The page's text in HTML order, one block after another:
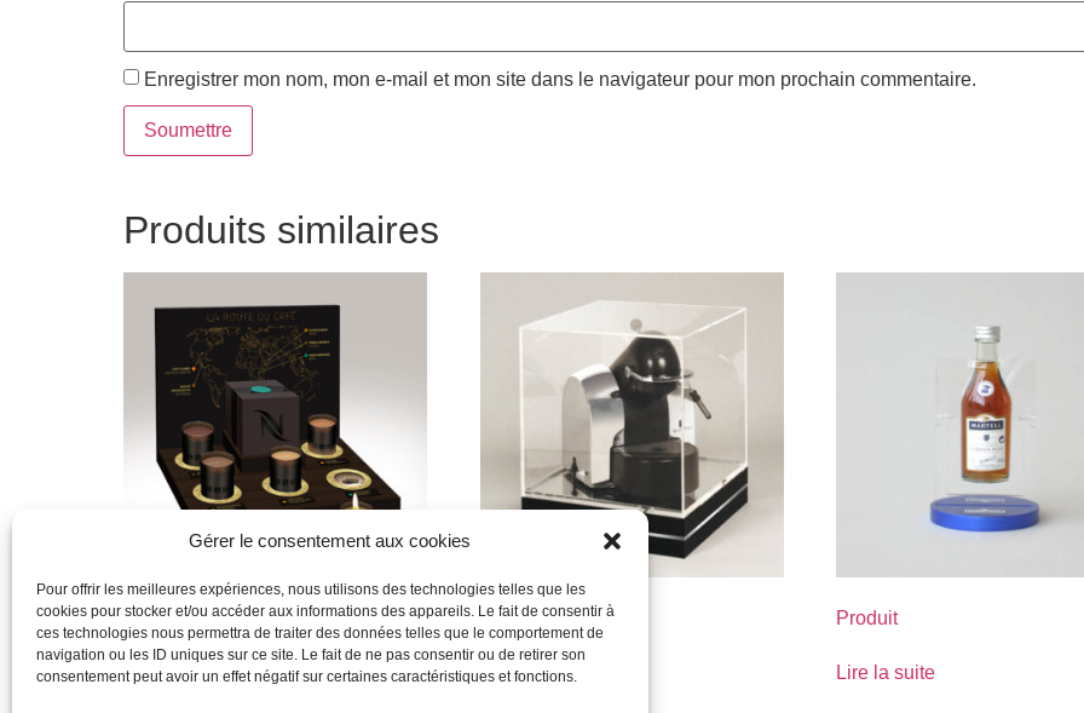
Gérer le consentement aux cookies
Pour offrir les meilleures expériences, nous utilisons des technologies telles que les
cookies pour stocker et/ou accéder aux informations des appareils. Le fait de consentir à
ces technologies nous permettra de traiter des données telles que le comportement de
navigation ou les ID uniques sur ce site. Le fait de ne pas consentir ou de retirer son
consentement peut avoir un effet négatif sur certaines caractéristiques et fonctions.
Enregistrer mon nom, mon e-mail et mon site dans le navigateur pour mon prochain commentaire.
Produits similaires
Produit
Lire la suite
Produit
Lire la suite
Produit
Lire la suite